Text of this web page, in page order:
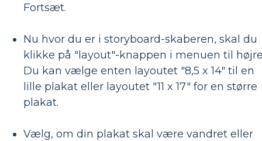
Fortsæt.
Nu hvor du er i storyboard-skaberen, skal du
klikke på "layout"-knappen i menuen til
Du kan vælge enten layoutet "8,5 x 14" til en
lille plakat eller layoutet "11 x 17" for en større
plakat.
Vælg, om din plakat skal være vandret eller